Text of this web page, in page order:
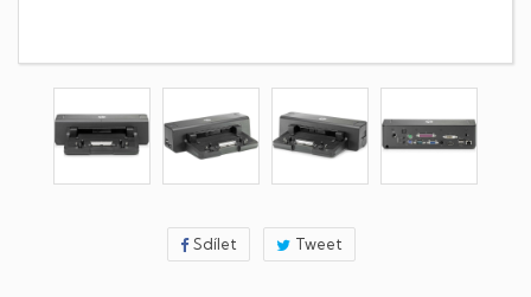
Sdílet Tweet